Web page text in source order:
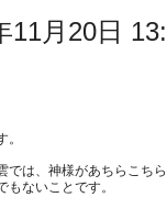
11月20日
では、神様があちらこち